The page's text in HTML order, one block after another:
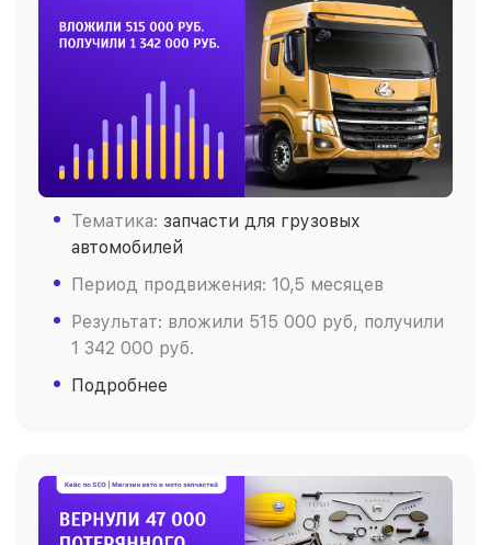
Тематика: запчасти для грузовых
автомобилей
Период продвижения: 10,5 месяцев
Результат: вложили 515 000 руб, получили
1 342 000 руб.
Подробнее